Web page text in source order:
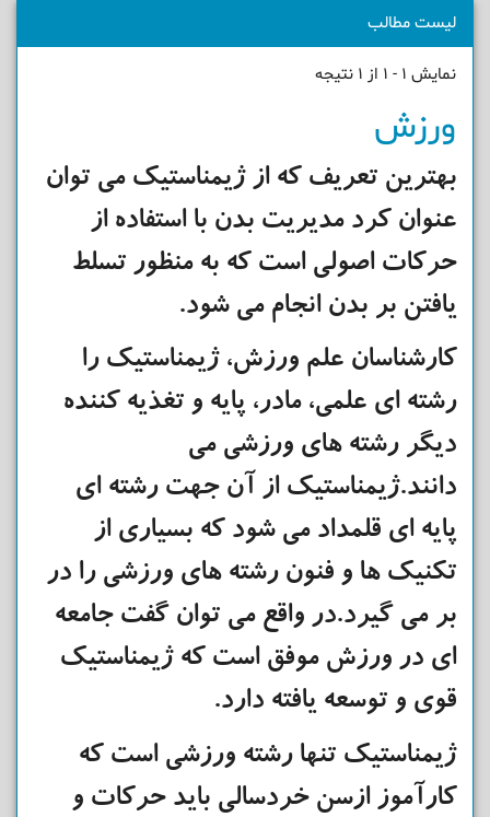
لیست مطالب
نمایش 1 - 1 از 1 نتیجه
ورزش
بهترین تعریف که از ژیمناستیک می توان
عنوان کرد مدیریت بدن با استفاده از
حرکات اصولی است که به منظور تسلط
یافتن بر بدن انجام می شود.
کارشناسان علم ورزش، ژیمناستیک را
رشته ای علمی، مادر، پایه و تغذیه کننده
دیگر رشته های ورزشی می
دانند.ژیمناستیک از آن جهت رشته ای
پایه ای قلمداد می شود که بسیاری از
تکنیک ها و فنون رشته های ورزشی را در
بر می گیرد.در واقع می توان گفت جامعه
ای در ورزش موفق است که ژیمناستیک
قوی و توسعه یافته دارد.
ژیمناستیک تنها رشته ورزشی است که
کارآموز ازسن خردسالی باید حرکات و